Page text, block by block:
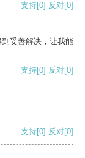
支持[0] 反对[0]
妥善解决，让我能
支持[0] 反对[0]
支持[0] 反对[0]